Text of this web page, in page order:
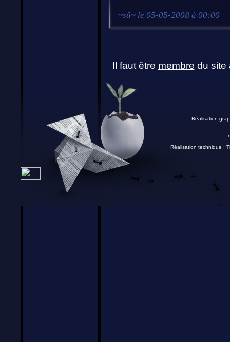
~sû~ le 05-05-2008 à 00:00
Il faut être membre du site
Réalisation
Réalisation technique :